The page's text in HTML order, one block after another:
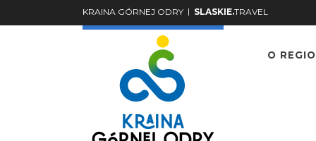
KRAINA GÓRNEJ ODRY | SLASKIE.TRAVEL
O